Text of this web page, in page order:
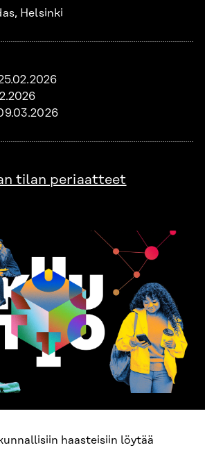
Helsinki
tilan periaatteet
haasteisiin löytää